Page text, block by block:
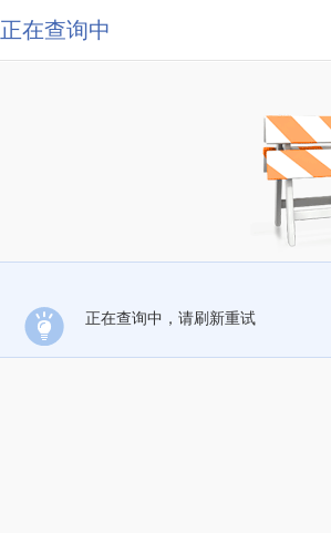
正在查询中
正在查询中，请刷新重试